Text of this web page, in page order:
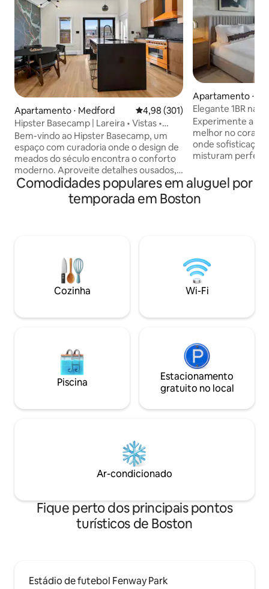
Apartamento ⋅ Medford 4,98 de uma avaliação média de
4,98 (301)
Hipster Basecamp | Lareira • Vistas •
Estacionamento
Bem-vindo ao Hipster Basecamp, um
espaço com curadoria onde o design de
meados do século encontra o conforto
moderno. Aproveite detalhes ousados,
como uma lareira de dupla face,
eletrodomésticos Smeg e um chuveiro
de teto com efeito de chuva. Prepare
lugar — e, se uma peça chamar sua
atenção, ela estará disponível para
toca-discos está com defeito.)
Apartamento ⋅
Elegante 1BR na
Piscina, academia
Experimente a
melhor no
onde
misturam
Boston •
profunda antes
de Boston •
geração, estúdio
espaços de bem-
Comodidades populares em aluguel por
temporada em Boston
Cozinha Wi-Fi
Piscina
Estacionamento
gratuito no local
Ar-condicionado
Fique perto dos principais pontos
turísticos de Boston
Estádio de futebol Fenway Park